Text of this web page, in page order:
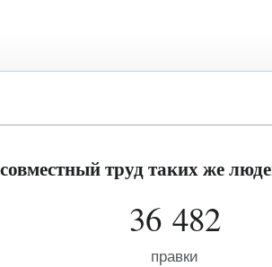
труд таких же
36 482
правки